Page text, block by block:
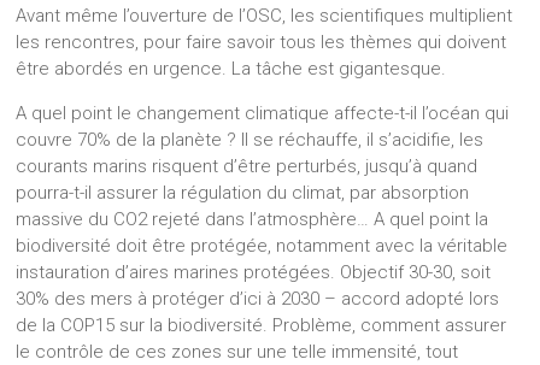
Avant même l’ouverture de l’OSC, les scientifiques multiplient
les rencontres, pour faire savoir tous les thèmes qui doivent
être abordés en urgence. La tâche est gigantesque.
A quel point le changement climatique affecte-t-il l’océan qui
couvre 70% de la planète ? Il se réchauffe, il s’acidifie, les
courants marins risquent d’être perturbés, jusqu’à quand
pourra-t-il assurer la régulation du climat, par absorption
massive du CO2 rejeté dans l’atmosphère… A quel point la
biodiversité doit être protégée, notamment avec la véritable
instauration d’aires marines protégées. Objectif 30-30, soit
30% des mers à protéger d’ici à 2030 – accord adopté lors
de la COP15 sur la biodiversité. Problème, comment assurer
le contrôle de ces zones sur une telle immensité, tout